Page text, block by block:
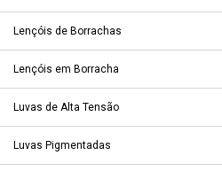
Lençóis de Borrachas
Lençóis em Borracha
Luvas de Alta Tensão
Luvas Pigmentadas